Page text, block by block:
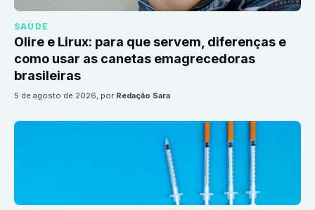
SAÚDE
Olire e Lirux: para que servem, diferenças e
como usar as canetas emagrecedoras
brasileiras
5 de agosto de 2026, por Redação Sara